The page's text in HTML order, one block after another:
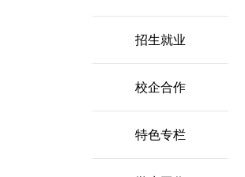
招生就业
校企合作
特色专栏